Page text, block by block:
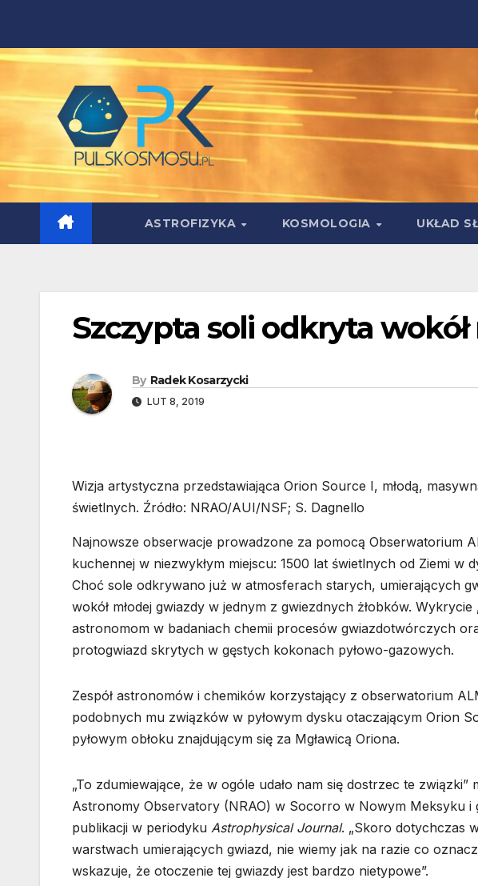
content
ASTROFIZYKA KOSMOLOGIA UKŁAD
Szczypta soli odkryta
By Radek Kosarzycki
LUT 8, 2019
Wizja artystyczna przedstawiająca Orion Source I, młodą,
świetlnych. Źródło: NRAO/AUI/NSF; S. Dagnello
Najnowsze obserwacje prowadzone za pomocą Obserwatorium
kuchennej w niezwykłym miejscu: 1500 lat świetlnych od Ziemi w
Choć sole odkrywano już w atmosferach starych, umierających
wokół młodej gwiazdy w jednym z gwiezdnych żłobków.
astronomom w badaniach chemii procesów gwiazdotwórczych
protogwiazd skrytych w gęstych kokonach pyłowo-gazowych.
Zespół astronomów i chemików korzystający z obserwatorium
podobnych mu związków w pyłowym dysku otaczającym Orion
pyłowym obłoku znajdującym się za Mgławicą Oriona.
„To zdumiewające, że w ogóle udało nam się dostrzec te
Astronomy Observatory (NRAO) w Socorro w Nowym Meksyku i
publikacji w periodyku Astrophysical Journal. „Skoro dotychczas
warstwach umierających gwiazd, nie wiemy jak na razie co
wskazuje, że otoczenie tej gwiazdy jest bardzo nietypowe”.